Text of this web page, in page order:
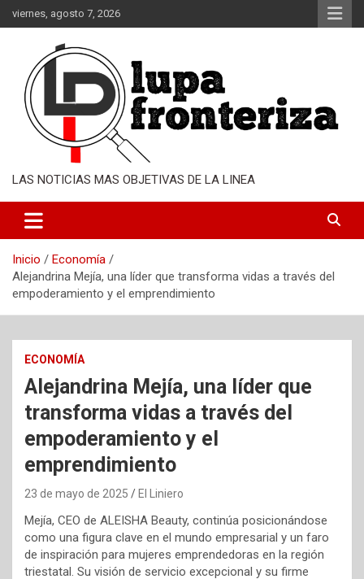
Saltar
al
viernes, agosto 7, 2026
LAS NOTICIAS MAS OBJETIVAS DE LA LINEA
Inicio
Economía
Alejandrina Mejía, una líder que transforma vidas a través del
empoderamiento y el emprendimiento
ECONOMÍA
Alejandrina Mejía, una líder que
transforma vidas a través del
empoderamiento y el
emprendimiento
23 de mayo de 2025 El Liniero
Mejía, CEO de ALEISHA Beauty, continúa posicionándose
como una figura clave en el mundo empresarial y un faro
de inspiración para mujeres emprendedoras en la región
triestatal. Su visión de servicio excepcional y su firme